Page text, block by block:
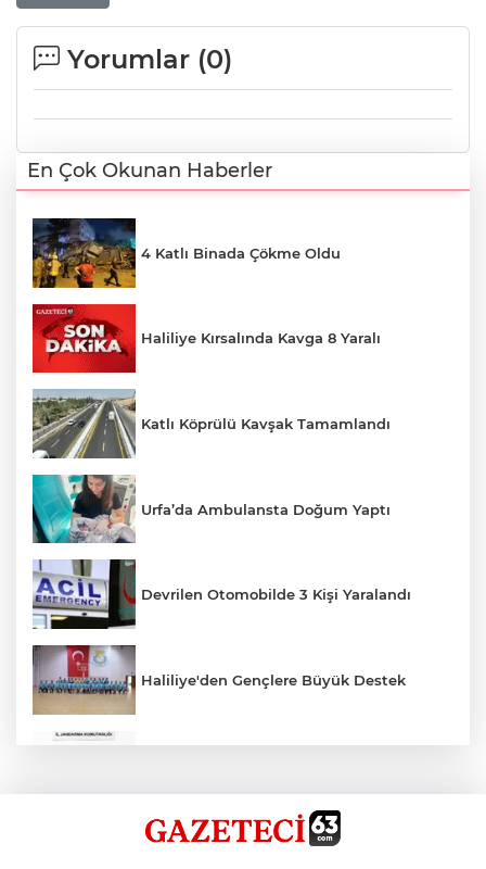
Yorumlar (0)
En Çok Okunan Haberler
4 Katlı Binada Çökme Oldu
Haliliye Kırsalında Kavga 8 Yaralı
Katlı Köprülü Kavşak Tamamlandı
Urfa’da Ambulansta Doğum Yaptı
Devrilen Otomobilde 3 Kişi Yaralandı
Haliliye'den Gençlere Büyük Destek
Hikmet Başak’tan Ulaşım Çalışması